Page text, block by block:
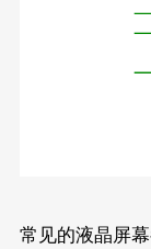
常见的液晶屏